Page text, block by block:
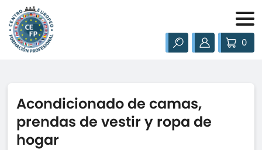
0
Acondicionado de camas,
prendas de vestir y ropa de
hogar